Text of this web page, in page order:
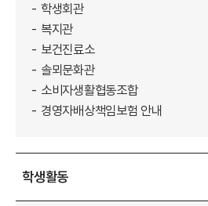
학생회관
복지관
보건진료소
솔뫼문화관
소비자생활협동조합
경영자배상책임보험 안내
학생활동